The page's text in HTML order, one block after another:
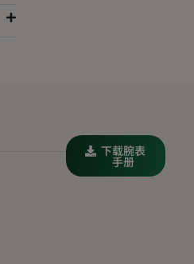
下载腕表
手册